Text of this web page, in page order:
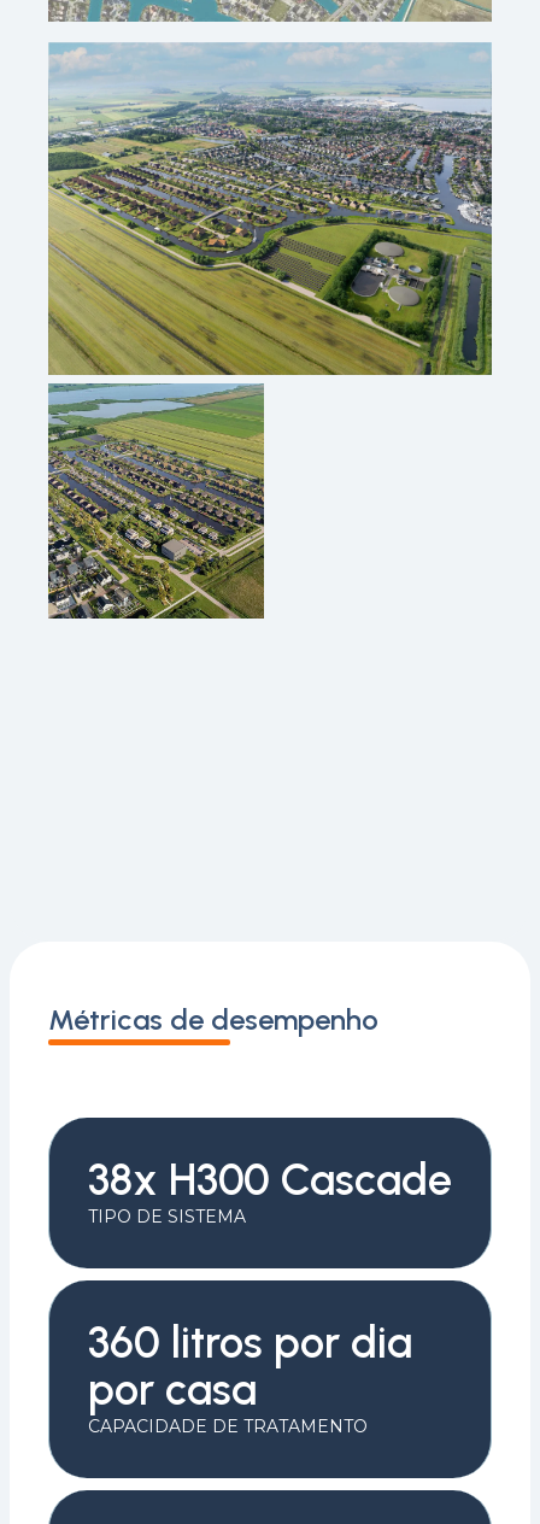
Métricas de desempenho
38x H300 Cascade
TIPO DE SISTEMA
360 litros por dia
por casa
CAPACIDADE DE TRATAMENTO